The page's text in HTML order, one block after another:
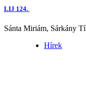
LIJ 124.
Sánta Miriám, Sárkány
Hírek